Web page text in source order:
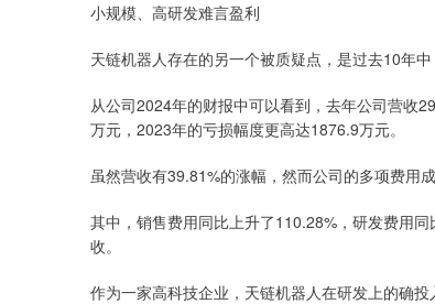
小规模、高研发难言盈利
天链机器人存在的另一个被质疑点，是过去10年中
从公司2024年的财报中可以看到，去年公司营收
万元，2023年的亏损幅度更高达1876.9万元。
虽然营收有39.81%的涨幅，然而公司的多项费用
其中，销售费用同比上升了110.28%，研发费用
收。
作为一家高科技企业，天链机器人在研发上的确